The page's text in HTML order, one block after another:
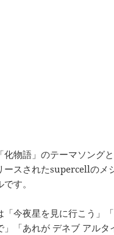
化物語」のテーマソング
ースされたsupercellのメ
す。
「今夜星を見に行こう」
」「あれが デネブ アルタ